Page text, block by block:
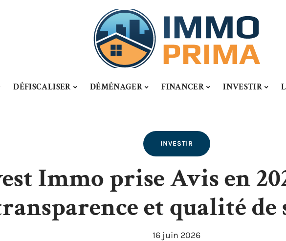
DÉFISCALISER DÉMÉNAGER FINANCER INVESTIR
INVESTIR
Immo prise Avis en
et qualité de
16 juin 2026